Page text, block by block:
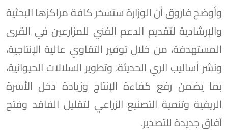
وأوضح فاروق أن الوزارة ستسخر كافة مراكزها البحثية
والإرشادية لتقديم الدعم الفني للمزارعين في القرى
المستهدفة، من خلال توفير التقاوي عالية الإنتاجية،
ونشر أساليب الري الحديثة، وتطوير السلالات الحيوانية،
بما يضمن رفع كفاءة الإنتاج وزيادة دخل الأسرة
الريفية وتنمية التصنيع الزراعي لتقليل الفاقد وفتح
آفاق جديدة للتصدير.